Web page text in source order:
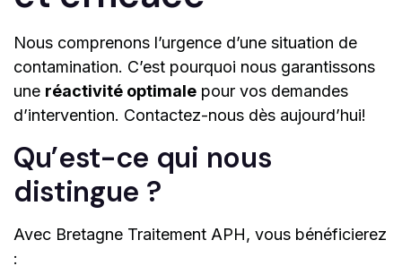
Nous comprenons l’urgence d’une situation de
contamination. C’est pourquoi nous garantissons
une réactivité optimale pour vos demandes
d’intervention. Contactez-nous dès aujourd’hui!
Qu’est-ce qui nous
distingue ?
Avec Bretagne Traitement APH, vous bénéficierez
: